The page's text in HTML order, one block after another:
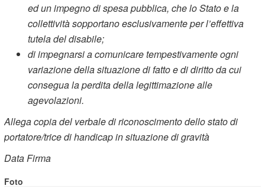
ed un impegno di spesa pubblica, che lo Stato e la
collettività sopportano esclusivamente per l’effettiva
tutela del disabile;
di impegnarsi a comunicare tempestivamente ogni
variazione della situazione di fatto e di diritto da cui
consegua la perdita della legittimazione alle
agevolazioni.
Allega copia del verbale di riconoscimento dello stato di
portatore/trice di handicap in situazione di gravità
Data Firma
Foto